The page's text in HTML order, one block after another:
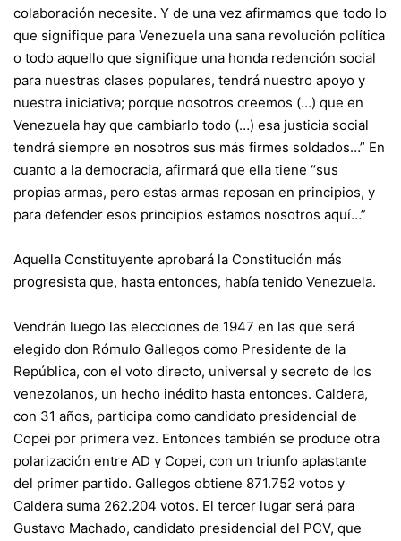
colaboración necesite. Y de una vez afirmamos que todo lo
que signifique para Venezuela una sana revolución política
o todo aquello que signifique una honda redención social
para nuestras clases populares, tendrá nuestro apoyo y
nuestra iniciativa; porque nosotros creemos (…) que en
Venezuela hay que cambiarlo todo (…) esa justicia social
tendrá siempre en nosotros sus más firmes soldados…” En
cuanto a la democracia, afirmará que ella tiene “sus
propias armas, pero estas armas reposan en principios, y
para defender esos principios estamos nosotros aquí…”
Aquella Constituyente aprobará la Constitución más
progresista que, hasta entonces, había tenido Venezuela.
Vendrán luego las elecciones de 1947 en las que será
elegido don Rómulo Gallegos como Presidente de la
República, con el voto directo, universal y secreto de los
venezolanos, un hecho inédito hasta entonces. Caldera,
con 31 años, participa como candidato presidencial de
Copei por primera vez. Entonces también se produce otra
polarización entre AD y Copei, con un triunfo aplastante
del primer partido. Gallegos obtiene 871.752 votos y
Caldera suma 262.204 votos. El tercer lugar será para
Gustavo Machado, candidato presidencial del PCV, que